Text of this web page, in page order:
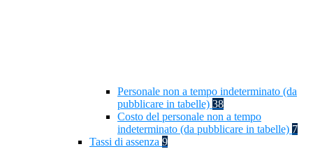
Personale non a tempo indeterminato (da
pubblicare in tabelle) 38
Costo del personale non a tempo
indeterminato (da pubblicare in tabelle) 7
Tassi di assenza 9